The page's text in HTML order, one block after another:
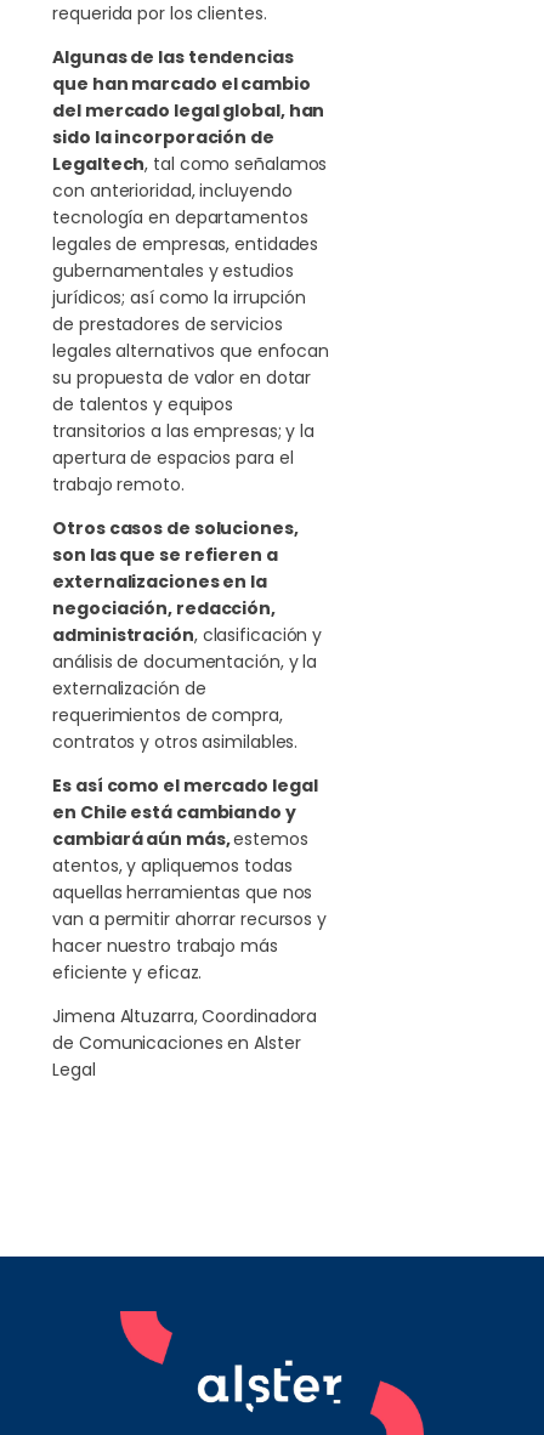
requerida por los clientes.
Algunas de las tendencias
que han marcado el cambio
del mercado legal global, han
sido la incorporación de
Legaltech, tal como señalamos
con anterioridad, incluyendo
tecnología en departamentos
legales de empresas, entidades
gubernamentales y estudios
jurídicos; así como la irrupción
de prestadores de servicios
legales alternativos que enfocan
su propuesta de valor en dotar
de talentos y equipos
transitorios a las empresas; y la
apertura de espacios para el
trabajo remoto.
Otros casos de soluciones,
son las que se refieren a
externalizaciones en la
negociación, redacción,
administración, clasificación y
análisis de documentación, y la
externalización de
requerimientos de compra,
contratos y otros asimilables.
Es así como el mercado legal
en Chile está cambiando y
cambiará aún más,estemos
atentos, y apliquemos todas
aquellas herramientas que nos
van a permitir ahorrar recursos y
hacer nuestro trabajo más
eficiente y eficaz.
Jimena Altuzarra, Coordinadora
de Comunicaciones en Alster
Legal